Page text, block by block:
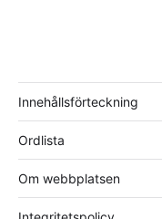
Innehållsförteckning
Ordlista
Om webbplatsen